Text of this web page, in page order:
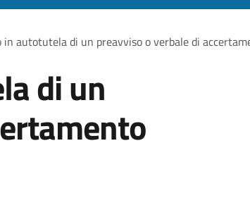
autotutela di un preavviso o verbale di
di un